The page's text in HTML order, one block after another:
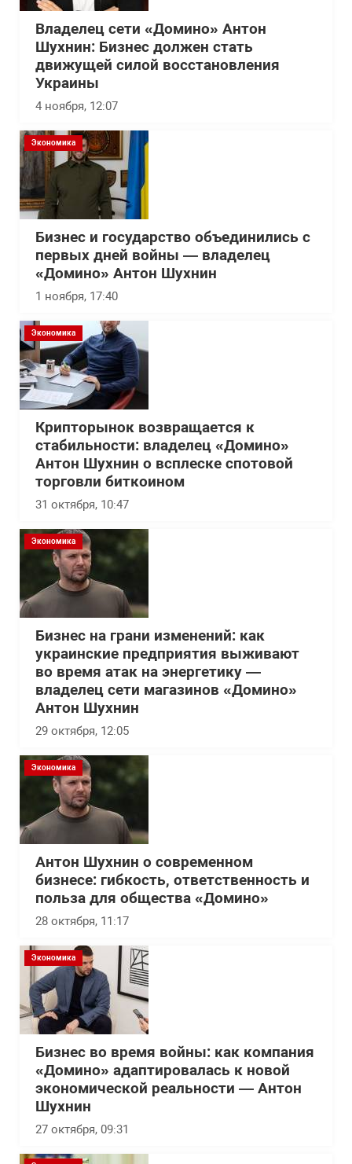
Владелец сети «Домино» Антон
Шухнин: Бизнес должен стать
движущей силой восстановления
Украины
4 ноября, 12:07
Экономика
Бизнес и государство объединились с
первых дней войны — владелец
«Домино» Антон Шухнин
1 ноября, 17:40
Экономика
Крипторынок возвращается к
стабильности: владелец «Домино»
Антон Шухнин о всплеске спотовой
торговли биткоином
31 октября, 10:47
Экономика
Бизнес на грани изменений: как
украинские предприятия выживают
во время атак на энергетику —
владелец сети магазинов «Домино»
Антон Шухнин
29 октября, 12:05
Экономика
Антон Шухнин о современном
бизнесе: гибкость, ответственность и
польза для общества «Домино»
28 октября, 11:17
Экономика
Бизнес во время войны: как компания
«Домино» адаптировалась к новой
экономической реальности — Антон
Шухнин
27 октября, 09:31